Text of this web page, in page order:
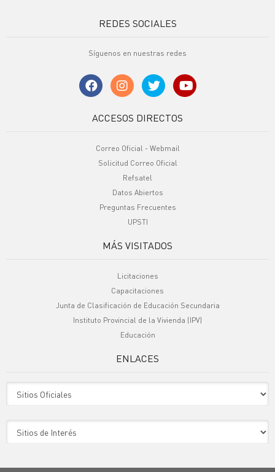
REDES SOCIALES
Síguenos en nuestras redes
ACCESOS DIRECTOS
Correo Oficial - Webmail
Solicitud Correo Oficial
Refsatel
Datos Abiertos
Preguntas Frecuentes
UPSTI
MÁS VISITADOS
Licitaciones
Capacitaciones
Junta de Clasificación de Educación Secundaria
Instituto Provincial de la Vivienda (IPV)
Educación
ENLACES